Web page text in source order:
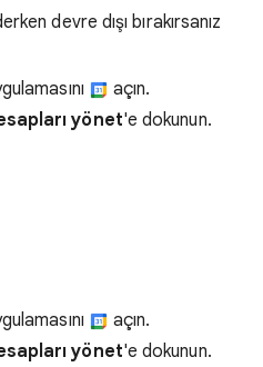
devre dışı bırakırsanız
açın.
yönet'e dokunun.
açın.
yönet'e dokunun.